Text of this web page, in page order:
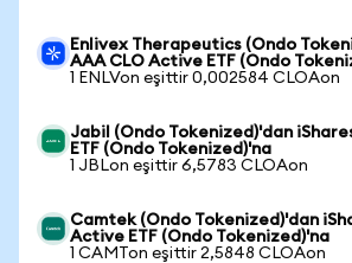
Enlivex Therapeutics (Ondo
AAA CLO Active ETF (Ondo
1 ENLVon eşittir 0,002584 CLOAon
Jabil (Ondo Tokenized)'dan
ETF (Ondo Tokenized)'na
1 JBLon eşittir 6,5783 CLOAon
Camtek (Ondo Tokenized)'dan
Active ETF (Ondo Tokenized)'na
1 CAMTon eşittir 2,5848 CLOAon